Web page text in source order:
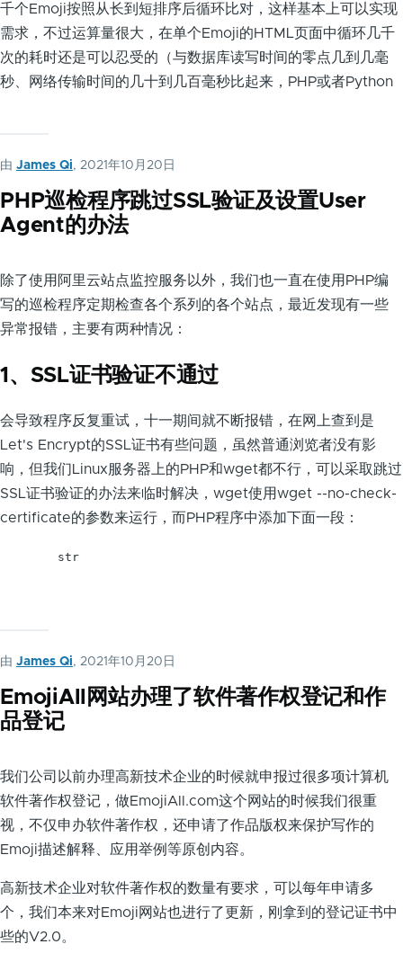
千个Emoji按照从长到短排序后循环比对，这样基本上可以实现
需求，不过运算量很大，在单个Emoji的HTML页面中循环几千
次的耗时还是可以忍受的（与数据库读写时间的零点几到几毫
秒、网络传输时间的几十到几百毫秒比起来，PHP或者Python
由 James Qi, 2021年10月20日
PHP巡检程序跳过SSL验证及设置User
Agent的办法
除了使用阿里云站点监控服务以外，我们也一直在使用PHP编
写的巡检程序定期检查各个系列的各个站点，最近发现有一些
异常报错，主要有两种情况：
1、SSL证书验证不通过
会导致程序反复重试，十一期间就不断报错，在网上查到是
Let's Encrypt的SSL证书有些问题，虽然普通浏览者没有影
响，但我们Linux服务器上的PHP和wget都不行，可以采取跳过
SSL证书验证的办法来临时解决，wget使用wget --no-check-
certificate的参数来运行，而PHP程序中添加下面一段：
        str
由 James Qi, 2021年10月20日
EmojiAll网站办理了软件著作权登记和作
品登记
我们公司以前办理高新技术企业的时候就申报过很多项计算机
软件著作权登记，做EmojiAll.com这个网站的时候我们很重
视，不仅申办软件著作权，还申请了作品版权来保护写作的
Emoji描述解释、应用举例等原创内容。
高新技术企业对软件著作权的数量有要求，可以每年申请多
个，我们本来对Emoji网站也进行了更新，刚拿到的登记证书中
些的V2.0。